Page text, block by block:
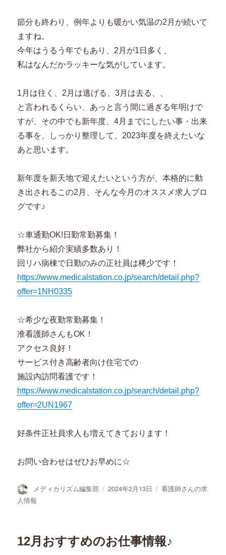
節分も終わり、例年よりも暖かい気温の2月が続いて
ますね。
今年はうるう年でもあり、2月が1日多く、
私はなんだかラッキーな気がしています。
1月は往く、2月は逃げる、3月は去る、、
と言われるくらい、あっと言う間に過ぎる年明けで
すが、その中でも新年度、4月までにしたい事・出来
る事を、しっかり整理して、2023年度を終えたいな
あと思います。
新年度を新天地で迎えたいという方が、本格的に動
き出されるこの2月、そんな今月のオススメ求人ブロ
グです♪
☆車通勤OK!日勤常勤募集！
弊社から紹介実績多数あり！
回リハ病棟で日勤のみの正社員は稀少です！
https://www.medicalstation.co.jp/search/detail.php?
offer=1NH0335
☆希少な夜勤常勤募集！
准看護師さんもOK！
アクセス良好！
サービス付き高齢者向け住宅での
施設内訪問看護です！
https://www.medicalstation.co.jp/search/detail.php?
offer=2UN1967
好条件正社員求人も増えてきております！
お問い合わせはぜひお早めに☆
投
稿
メディカリズム編集部
投
2024年2月13日
カ
看護師さんの求
人情報
12月おすすめのお仕事情報♪